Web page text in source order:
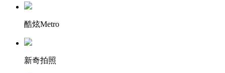
酷炫Metro
新奇拍照